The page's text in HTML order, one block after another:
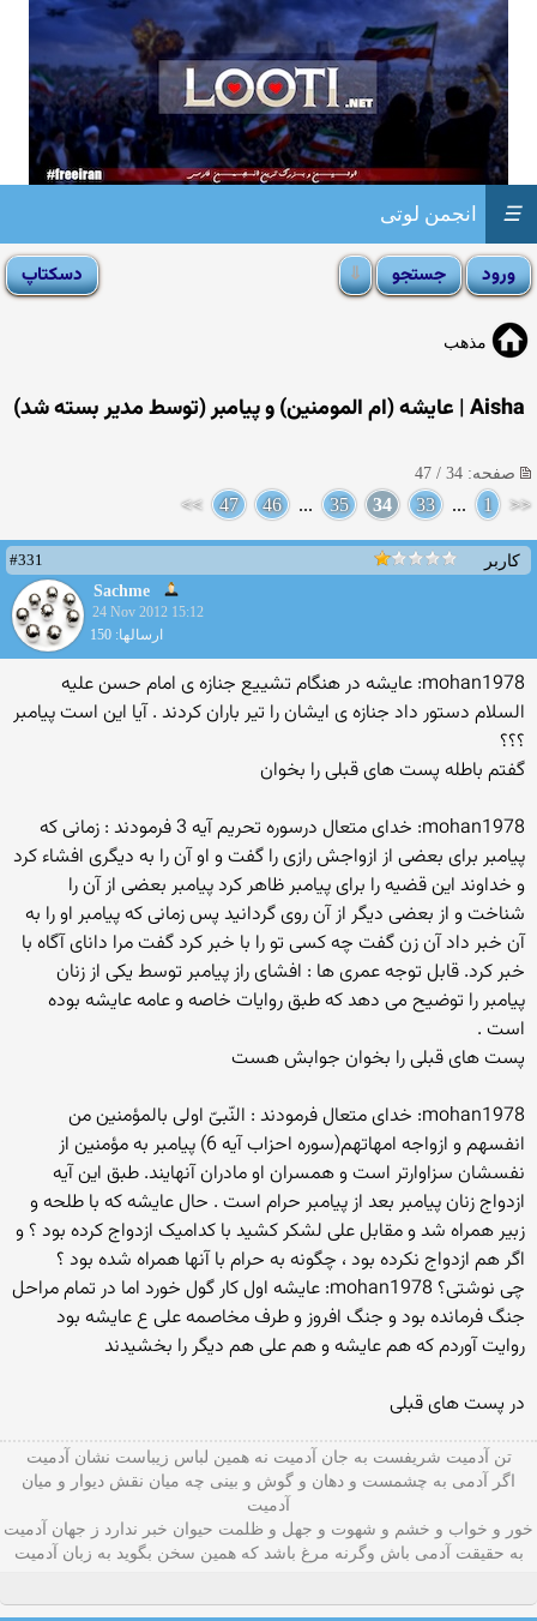
انجمن لوتی ☰
مذهب
Aisha | عایشه (ام المومنین) و پیامبر (توسط مدیر بسته شد)
صفحه: 34 / 47
<<
1
...
33
34
35
...
46
47
>>
کاربر
#331
Sachme
24 Nov 2012 15:12
ارسالها: 150
mohan1978: عایشه در هنگام تشییع جنازه ی امام حسن علیه
السلام دستور داد جنازه ی ایشان را تیر باران کردند . آیا این است پیامبر
؟؟؟
گفتم باطله پست های قبلی را بخوان
mohan1978: خدای متعال درسوره تحریم آیه 3 فرمودند : زمانی که
پیامبر برای بعضی از ازواجش رازی را گفت و او آن را به دیگری افشاء کرد
و خداوند این قضیه را برای پیامبر ظاهر کرد پیامبر بعضی از آن را
شناخت و از بعضی دیگر از آن روی گردانید پس زمانی که پیامبر او را به
آن خبر داد آن زن گفت چه کسی تو را با خبر کرد گفت مرا دانای آگاه با
خبر کرد. قابل توجه عمری ها : افشای راز پیامبر توسط یکی از زنان
پیامبر را توضیح می دهد که طبق روایات خاصه و عامه عایشه بوده
است .
پست های قبلی را بخوان جوابش هست
mohan1978: خدای متعال فرمودند : النّبیّ اولی بالمؤمنین من
انفسهم و ازواجه امهاتهم(سوره احزاب آیه 6) پیامبر به مؤمنین از
نفسشان سزاوارتر است و همسران او مادران آنهایند. طبق این آیه
ازدواج زنان پیامبر بعد از پیامبر حرام است . حال عایشه که با طلحه و
زبیر همراه شد و مقابل علی لشکر کشید با کدامیک ازدواج کرده بود ؟ و
اگر هم ازدواج نکرده بود ، چگونه به حرام با آنها همراه شده بود ؟
چی نوشتی؟ mohan1978: عایشه اول کار گول خورد اما در تمام مراحل
جنگ فرمانده بود و جنگ افروز و طرف مخاصمه علی ع عایشه بود
روایت آوردم که هم عایشه و هم علی هم دیگر را بخشیدند
در پست های قبلی
تن آدمیت شریفست به جان آدمیت نه همین لباس زیباست نشان آدمیت
اگر آدمی به چشمست و دهان و گوش و بينی چه میان نقش دیوار و میان
آدمیت
خور و خواب و خشم و شهوت و جهل و ظلمت حیوان خبر ندارد ز جهان آدمیت
به حقیقت آدمی باش وگرنه مرغ باشد که همین سخن بگوید به زبان آدميت